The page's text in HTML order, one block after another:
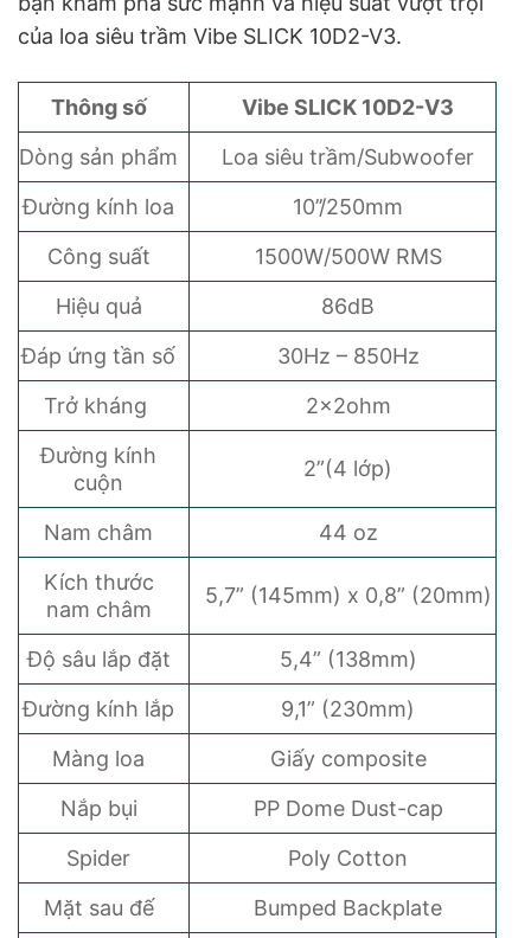
của loa siêu trầm Vibe SLICK 10D2-V3.
Thông số
Vibe SLICK 10D2-V3
Dòng sản phẩm
Loa siêu trầm/Subwoofer
Đường kính loa
10’’/250mm
Công suất
1500W/500W RMS
Hiệu quả
86dB
Đáp ứng tần số
30Hz – 850Hz
Trở kháng
2x2ohm
Đường kính
cuộn
2”(4 lớp)
Nam châm
44 oz
Kích thước
nam châm
5,7” (145mm) x 0,8” (20mm)
Độ sâu lắp đặt
5,4” (138mm)
Đường kính lắp
9,1” (230mm)
Màng loa
Giấy composite
Nắp bụi
PP Dome Dust-cap
Spider
Poly Cotton
Mặt sau đế
Bumped Backplate